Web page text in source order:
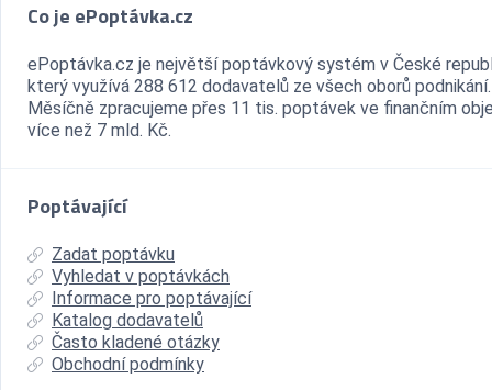
Co je ePoptávka.cz
ePoptávka.cz je největší poptávkový systém v České
který využívá 288 612 dodavatelů ze všech oborů podnikání.
Měsíčně zpracujeme přes 11 tis. poptávek ve finančním
více než 7 mld. Kč.
Poptávající
Zadat poptávku
Vyhledat v poptávkách
Informace pro poptávající
Katalog dodavatelů
Často kladené otázky
Obchodní podmínky